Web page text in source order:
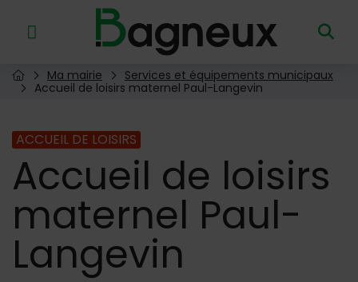
Menu de raccourcis
Retour à l'accueil
Page d'accueil du site
Ma mairie
Services et équipements municipaux
Accueil de loisirs maternel Paul-Langevin
ACCUEIL DE LOISIRS
Accueil de loisirs
maternel Paul-
Langevin